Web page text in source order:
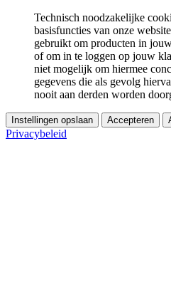
Technisch noodzakelijke
basisfuncties van onze
gebruikt om producten in
of om in te loggen op jouw
niet mogelijk om hiermee
gegevens die als gevolg
nooit aan derden worden
Instellingen opslaan Accepteren
Privacybeleid